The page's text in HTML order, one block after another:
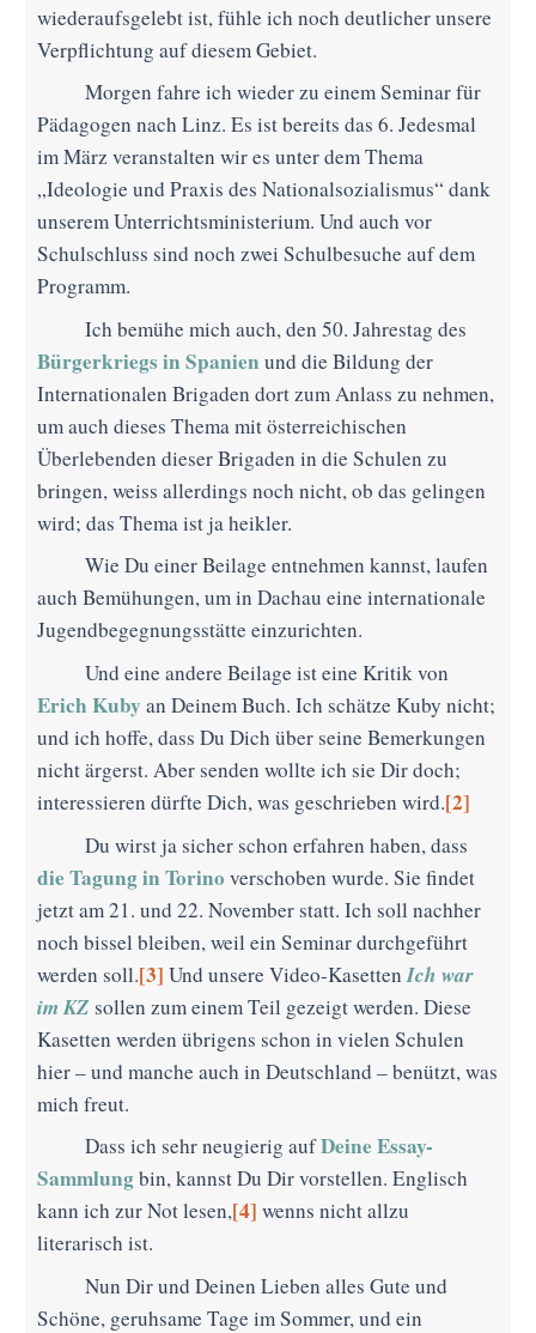
wiederaufsgelebt ist, fühle ich noch deutlicher unsere
Verpflichtung auf diesem Gebiet.
Morgen fahre ich wieder zu einem Seminar für
Pädagogen nach Linz. Es ist bereits das 6. Jedesmal
im März veranstalten wir es unter dem Thema
„Ideologie und Praxis des Nationalsozialismus“ dank
unserem Unterrichtsministerium. Und auch vor
Schulschluss sind noch zwei Schulbesuche auf dem
Programm.
Ich bemühe mich auch, den 50. Jahrestag des
Bürgerkriegs in Spanien und die Bildung der
Internationalen Brigaden dort zum Anlass zu nehmen,
um auch dieses Thema mit österreichischen
Überlebenden dieser Brigaden in die Schulen zu
bringen, weiss allerdings noch nicht, ob das gelingen
wird; das Thema ist ja heikler.
Wie Du einer Beilage entnehmen kannst, laufen
auch Bemühungen, um in Dachau eine internationale
Jugendbegegnungsstätte einzurichten.
Und eine andere Beilage ist eine Kritik von
Erich Kuby an Deinem Buch. Ich schätze Kuby nicht;
und ich hoffe, dass Du Dich über seine Bemerkungen
nicht ärgerst. Aber senden wollte ich sie Dir doch;
interessieren dürfte Dich, was geschrieben wird.[2]
Du wirst ja sicher schon erfahren haben, dass
die Tagung in Torino verschoben wurde. Sie findet
jetzt am 21. und 22. November statt. Ich soll nachher
noch bissel bleiben, weil ein Seminar durchgeführt
werden soll.[3] Und unsere Video-KasettenIch war
im KZ sollen zum einem Teil gezeigt werden. Diese
Kasetten werden übrigens schon in vielen Schulen
hier – und manche auch in Deutschland – benützt, was
mich freut.
Dass ich sehr neugierig aufDeine Essay-
Sammlungbin, kannst Du Dir vorstellen. Englisch
kann ich zur Not lesen,[4] wenns nicht allzu
literarisch ist.
Nun Dir und Deinen Lieben alles Gute und
Schöne, geruhsame Tage im Sommer, und ein